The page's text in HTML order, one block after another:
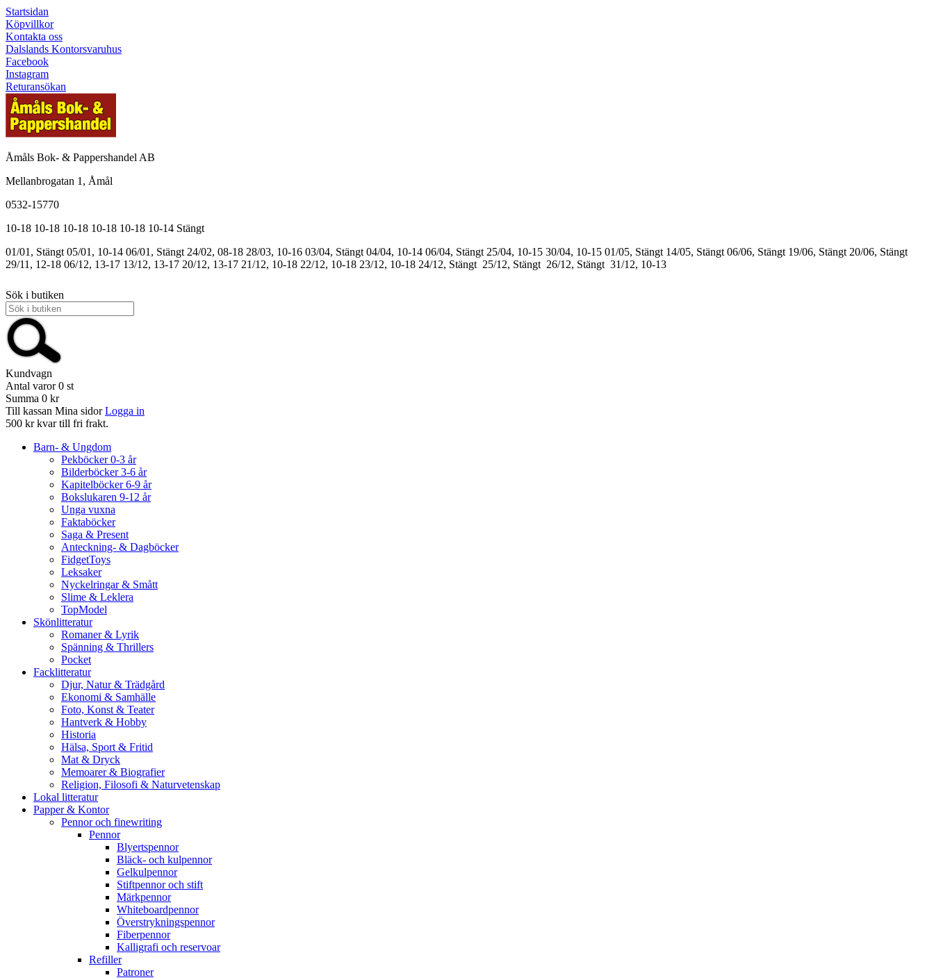
Startsidan
Köpvillkor
Kontakta oss
Dalslands Kontorsvaruhus
Facebook
Instagram
Returansökan
Åmåls Bok- & Pappershandel AB
Mellanbrogatan 1, Åmål
0532-15770
10-18 10-18 10-18 10-18 10-18 10-14 Stängt
01/01, Stängt 05/01, 10-14 06/01, Stängt 24/02, 08-18 28/03, 10-16 03/04, Stängt 04/04, 10-14 06/04, Stängt 25/04, 10-15 30/04, 10-15 01/05, Stängt 14/05, Stängt 06/06, Stängt 19/06, Stängt 20/06, Stängt
29/11, 12-18 06/12, 13-17 13/12, 13-17 20/12, 13-17 21/12, 10-18 22/12, 10-18 23/12, 10-18 24/12, Stängt 25/12, Stängt 26/12, Stängt 31/12, 10-13
Sök i butiken
Kundvagn
Antal varor 0 st
Summa 0 kr
Till kassan Mina sidor Logga in
500 kr kvar till fri frakt.
Barn- & Ungdom
Pekböcker 0-3 år
Bilderböcker 3-6 år
Kapitelböcker 6-9 år
Bokslukaren 9-12 år
Unga vuxna
Faktaböcker
Saga & Present
Anteckning- & Dagböcker
FidgetToys
Leksaker
Nyckelringar & Smått
Slime & Leklera
TopModel
Skönlitteratur
Romaner & Lyrik
Spänning & Thrillers
Pocket
Facklitteratur
Djur, Natur & Trädgård
Ekonomi & Samhälle
Foto, Konst & Teater
Hantverk & Hobby
Historia
Hälsa, Sport & Fritid
Mat & Dryck
Memoarer & Biografier
Religion, Filosofi & Naturvetenskap
Lokal litteratur
Papper & Kontor
Pennor och finewriting
Pennor
Blyertspennor
Bläck- och kulpennor
Gelkulpennor
Stiftpennor och stift
Märkpennor
Whiteboardpennor
Överstrykningspennor
Fiberpennor
Kalligrafi och reservoar
Refiller
Patroner